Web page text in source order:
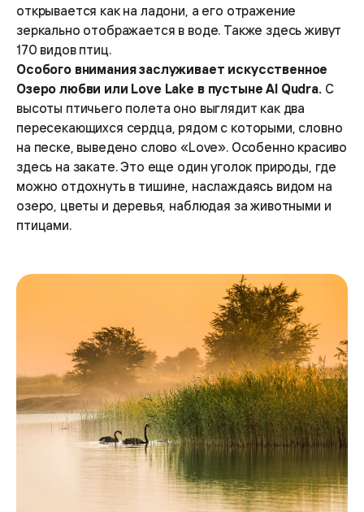
открывается как на ладони, а его отражение
зеркально отображается в воде. Также здесь живут
170 видов птиц.
Особого внимания заслуживает искусственное
Озеро любви или Love Lake в пустыне Al Qudra. С
высоты птичьего полета оно выглядит как два
пересекающихся сердца, рядом с которыми, словно
на песке, выведено слово «Love». Особенно красиво
здесь на закате. Это еще один уголок природы, где
можно отдохнуть в тишине, наслаждаясь видом на
озеро, цветы и деревья, наблюдая за животными и
птицами.